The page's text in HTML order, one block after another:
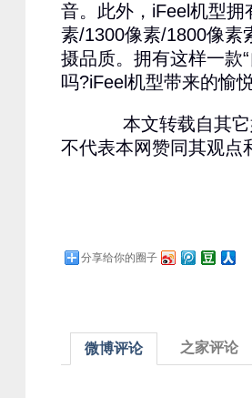
音。此外，iFeel机型
素/1300像素/1800像素
摄品质。拥有这样一款
吗?iFeel机型带来的愉
本文转载自其它
不代表本网赞同其观点
分享给你的圈子
微博评论 之家评论